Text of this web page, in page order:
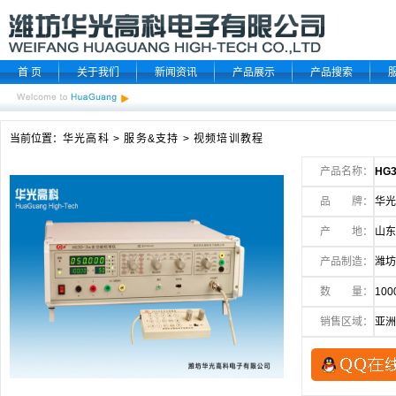
首 页 关于我们 新闻资讯 产品展示 产品搜索
当前位置： 华光高科 >服务&支持 >视频培训教程
产品名称：
品 牌： 华
产 地： 山
产品制造： 潍
数 量：
销售区域： 亚